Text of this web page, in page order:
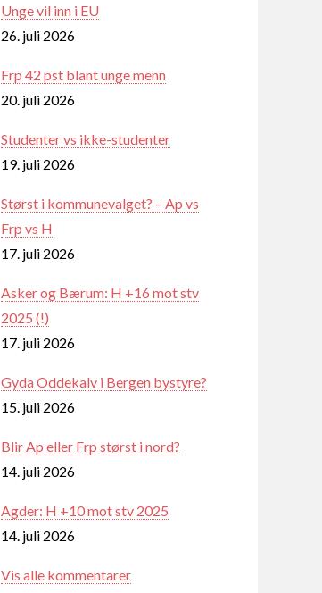
Unge vil inn i EU
26. juli 2026
Frp 42 pst blant unge menn
20. juli 2026
Studenter vs ikke-studenter
19. juli 2026
Størst i kommunevalget? – Ap vs
Frp vs H
17. juli 2026
Asker og Bærum: H +16 mot stv
2025 (!)
17. juli 2026
Gyda Oddekalv i Bergen bystyre?
15. juli 2026
Blir Ap eller Frp størst i nord?
14. juli 2026
Agder: H +10 mot stv 2025
14. juli 2026
Vis alle kommentarer